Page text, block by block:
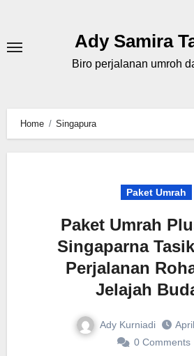
content
Ady Samira
Biro perjalanan umroh
Home Singapura
Paket Umrah
Paket Umrah
Singaparna
Perjalanan
Jelajah
Ady Kurniadi
0 Comments